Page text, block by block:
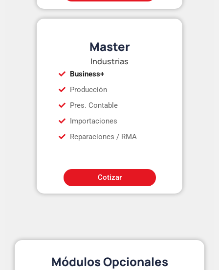
Master
Industrias
Business+
Producción
Pres. Contable
Importaciones
Reparaciones / RMA
Cotizar
Módulos Opcionales